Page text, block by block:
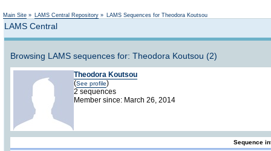
Main Site » LAMS Central Repository » LAMS Sequences for Theodora Koutsou
LAMS Central
Browsing LAMS sequences for: Theodora Koutsou (2)
Theodora Koutsou
(See profile)
2 sequences
Member since: March 26, 2014
Sequence